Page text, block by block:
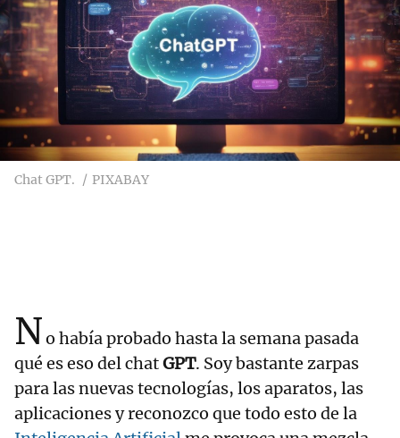
Chat GPT. PIXABAY
No había probado hasta la semana pasada
qué es eso del chatGPT. Soy bastante zarpas
para las nuevas tecnologías, los aparatos, las
aplicaciones y reconozco que todo esto de la